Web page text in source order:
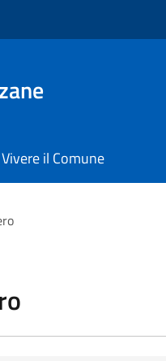
Vivere il Comune